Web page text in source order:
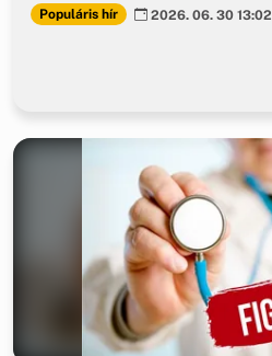
Populáris hír 2026. 06. 30 13:02